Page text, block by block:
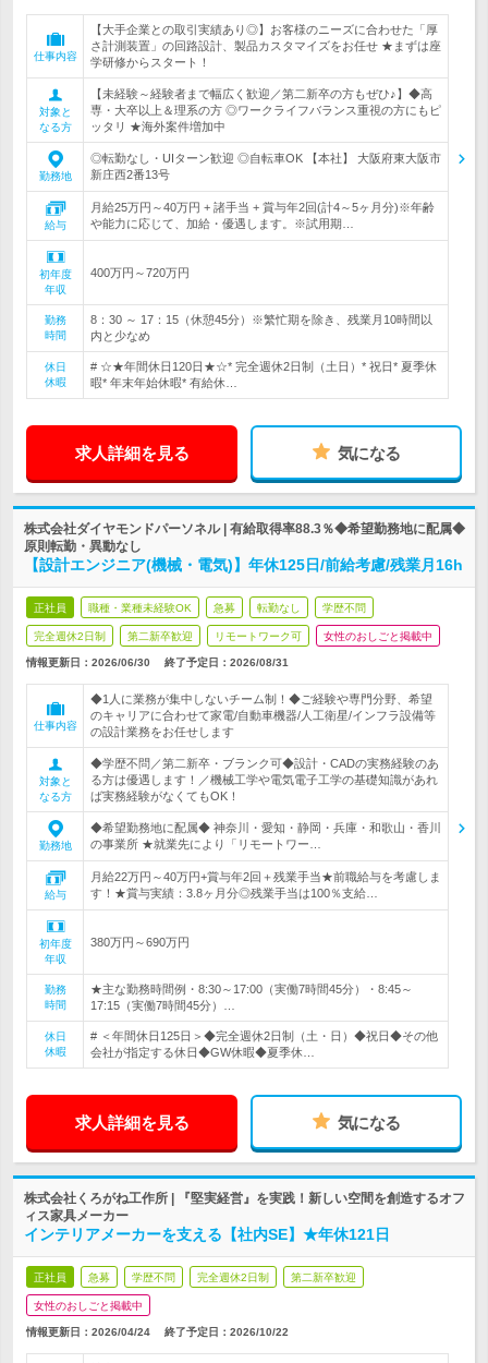
仕事内容
【大手企業との取引実績あり◎】お客様のニーズに合わせた「厚
さ計測装置」の回路設計、製品カスタマイズをお任せ ★まずは座
学研修からスタート！
対象と
なる方
【未経験～経験者まで幅広く歓迎／第二新卒の方もぜひ♪】◆高
専・大卒以上＆理系の方 ◎ワークライフバランス重視の方にもピ
ッタリ ★海外案件増加中
勤務地
◎転勤なし・UIターン歓迎 ◎自転車OK 【本社】 大阪府東大阪市
新庄西2番13号
給与
月給25万円～40万円 + 諸手当 + 賞与年2回(計4～5ヶ月分)※年齢
や能力に応じて、加給・優遇します。※試用期…
初年度
年収
400万円～720万円
勤務
時間
8：30 ～ 17：15（休憩45分）※繁忙期を除き、残業月10時間以
内と少なめ
休日
休暇
# ☆★年間休日120日★☆* 完全週休2日制（土日）* 祝日* 夏季休
暇* 年末年始休暇* 有給休…
求人詳細を見る 気になる
株式会社ダイヤモンドパーソネル | 有給取得率88.3％◆希望勤務地に配属◆
原則転勤・異動なし
【設計エンジニア(機械・電気)】年休125日/前給考慮/残業月16h
正社員 職種・業種未経験OK 急募 転勤なし 学歴不問
完全週休2日制 第二新卒歓迎 リモートワーク可 女性のおしごと掲載中
情報更新日：2026/06/30 終了予定日： 2026/08/31
仕事内容
◆1人に業務が集中しないチーム制！◆ご経験や専門分野、希望
のキャリアに合わせて家電/自動車機器/人工衛星/インフラ設備等
の設計業務をお任せします
対象と
なる方
◆学歴不問／第二新卒・ブランク可◆設計・CADの実務経験のあ
る方は優遇します！／機械工学や電気電子工学の基礎知識があれ
ば実務経験がなくてもOK！
勤務地
◆希望勤務地に配属◆ 神奈川・愛知・静岡・兵庫・和歌山・香川
の事業所 ★就業先により「リモートワー…
給与
月給22万円～40万円+賞与年2回＋残業手当★前職給与を考慮しま
す！★賞与実績：3.8ヶ月分◎残業手当は100％支給…
初年度
年収
380万円～690万円
勤務
時間
★主な勤務時間例・8:30～17:00（実働7時間45分）・8:45～
17:15（実働7時間45分）…
休日
休暇
# ＜年間休日125日＞◆完全週休2日制（土・日）◆祝日◆その他
会社が指定する休日◆GW休暇◆夏季休…
求人詳細を見る 気になる
株式会社くろがね工作所 | 『堅実経営』を実践！新しい空間を創造するオフ
ィス家具メーカー
インテリアメーカーを支える【社内SE】★年休121日
正社員 急募 学歴不問 完全週休2日制 第二新卒歓迎
女性のおしごと掲載中
情報更新日：2026/04/24 終了予定日： 2026/10/22